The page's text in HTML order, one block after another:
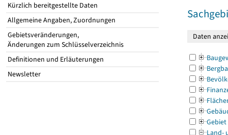
Kürzlich bereitgestellte Daten
Allgemeine Angaben, Zuordnungen
Gebietsveränderungen,
Änderungen zum Schlüsselverzeichnis
Definitionen und Erläuterungen
Newsletter
Gebiet
Land-